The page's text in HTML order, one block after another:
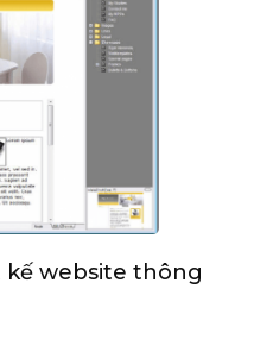
kế website thông